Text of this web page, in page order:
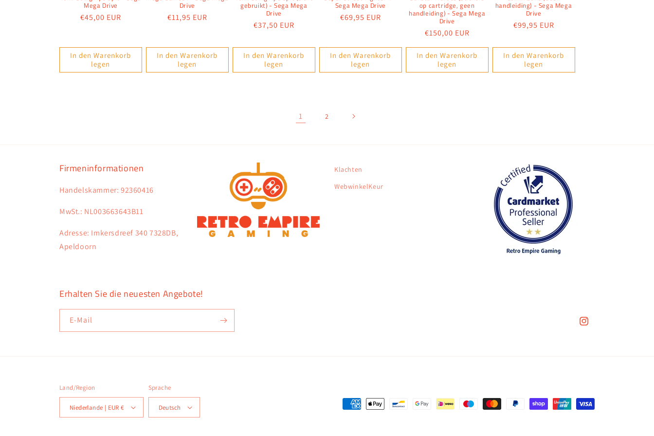
Mega Drive
Normaler
€45,00 EUR
In den Warenkorb
legen
Drive
Normaler
€11,95 EUR
In den Warenkorb
legen
gebruikt) - Sega Mega
Drive
Normaler
€37,50 EUR
In den Warenkorb
legen
Sega Mega Drive
Normaler
€69,95 EUR
In den Warenkorb
legen
op cartridge, geen
handleiding) - Sega Mega
Drive
Normaler
Preis
€150,00 EUR
In den Warenkorb
legen
handleiding) - Sega Mega
Drive
Normaler
€99,95 EUR
In den Warenkorb
legen
1 2
Firmeninformationen
Handelskammer: 92360416
MwSt.: NL003663643B11
Adresse: Imkersdreef 340 7328DB,
Apeldoorn
Klachten
WebwinkelKeur
Erhalten Sie die neuesten Angebote!
E-Mail
Instagram
Land/Region
Niederlande | EUR €
Sprache
Deutsch Zahlungsmethoden